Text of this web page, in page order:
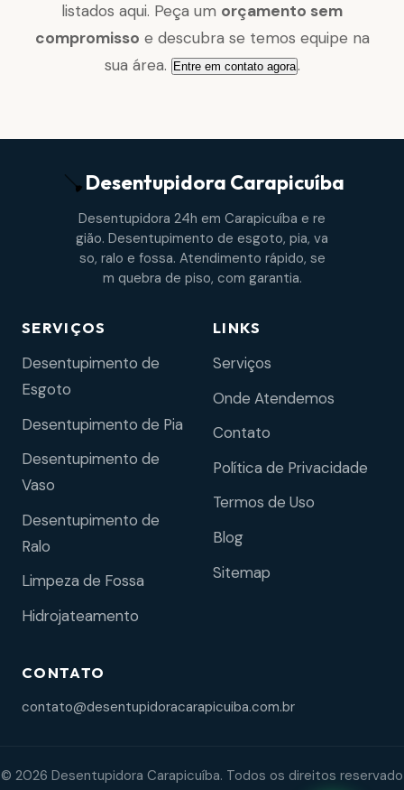
listados aqui. Peça um orçamento sem
compromisso e descubra se temos equipe na
sua área.
Entre em contato agora.
Desentupidora Carapicuíba
Desentupidora 24h em Carapicuíba e re
gião. Desentupimento de esgoto, pia, va
so, ralo e fossa. Atendimento rápido, se
m quebra de piso, com garantia.
SERVIÇOS
Desentupimento de
Esgoto
Desentupimento de Pia
Desentupimento de
Vaso
Desentupimento de
Ralo
Limpeza de Fossa
Hidrojateamento
LINKS
Serviços
Onde Atendemos
Contato
Política de Privacidade
Termos de Uso
Blog
Sitemap
CONTATO
contato@desentupidoracarapicuiba.com.br
© 2026 Desentupidora Carapicuíba. Todos os direitos reservado